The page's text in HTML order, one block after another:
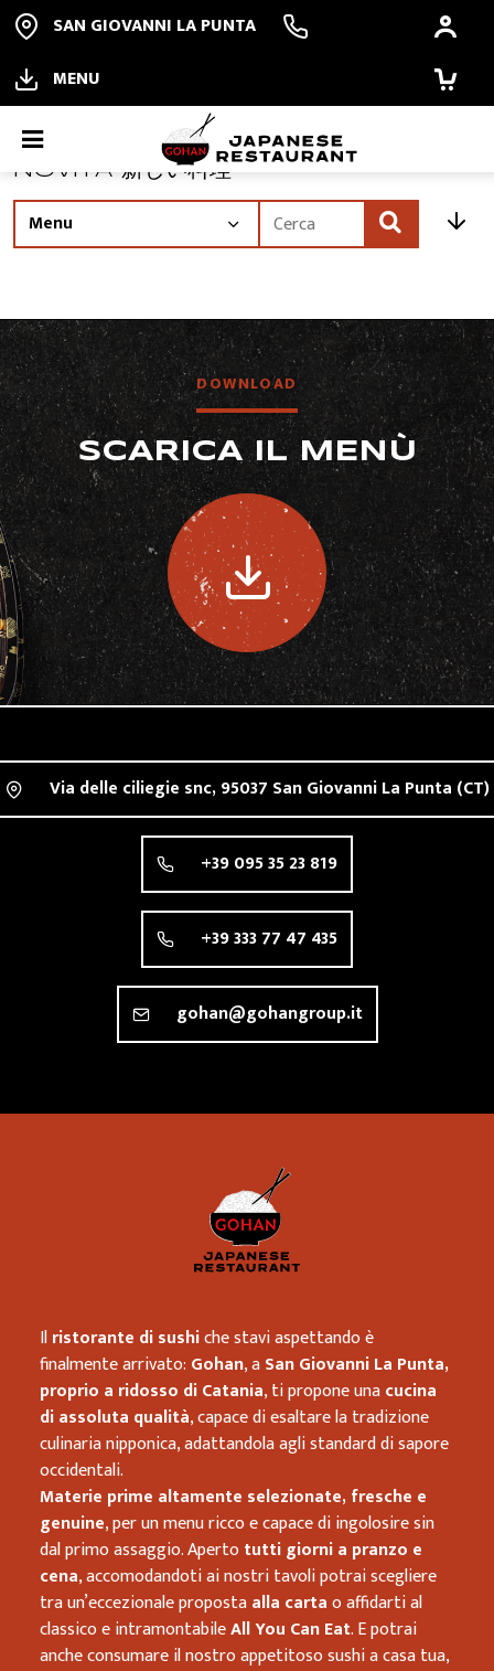
SAN GIOVANNI LA PUNTA
MENU
ORDINA ONLINE
ALL YOU CAN EAT
RISTORANTE
QUALITÀ
CONTATTI
NOVITÀ 新しい料理
NOVITÀ 新しい料理
DOWNLOAD
SCARICA IL MENÙ
Via delle ciliegie snc,95037 San Giovanni La Punta (CT)
+39 095 35 23 819
+39 333 77 47 435
gohan@gohangroup.it
Ilristorante di sushiche stavi aspettando è
finalmente arrivato: Gohan, aSan Giovanni La Punta,
proprio a ridosso di Catania, ti propone unacucina
di assoluta qualità, capace di esaltare la tradizione
culinaria nipponica, adattandola agli standard di sapore
occidentali.
Materie prime altamente selezionate, fresche e
genuine, per un menu ricco e capace di ingolosire sin
dal primo assaggio. Aperto tutti giorni a pranzo e
cena, accomodandoti ai nostri tavoli potrai scegliere
tra un’eccezionale propostaalla cartao affidarti al
classico e intramontabileAll You Can Eat. E potrai
anche consumare il nostro appetitoso sushi a casa tua,